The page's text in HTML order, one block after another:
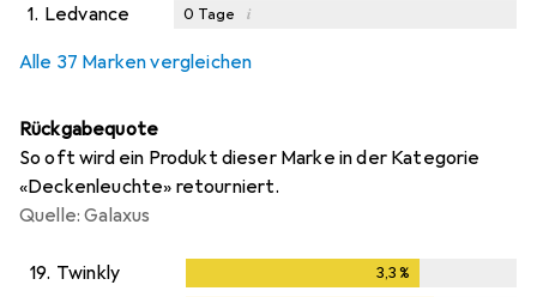
1. Ledvance 0 Tage i
Alle 37 Marken vergleichen
Rückgabequote
So oft wird ein Produkt dieser Marke in der Kategorie
«Deckenleuchte» retourniert.
Quelle: Galaxus
19. Twinkly 3,3%